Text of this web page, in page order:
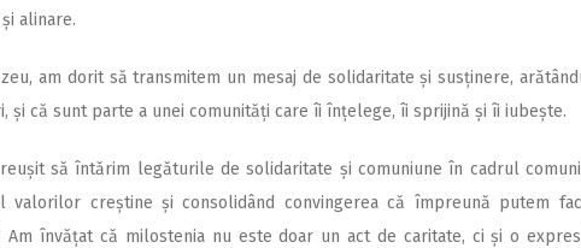
alinare.
am dorit să transmitem un mesaj de solidaritate și susținere,
și că sunt parte a unei comunități care îi înțelege, îi sprijină și îi iubește.
să întărim legăturile de solidaritate și comuniune în cadrul
valorilor creștine și consolidând convingerea că împreună putem
învățat că milostenia nu este doar un act de caritate, ci și o